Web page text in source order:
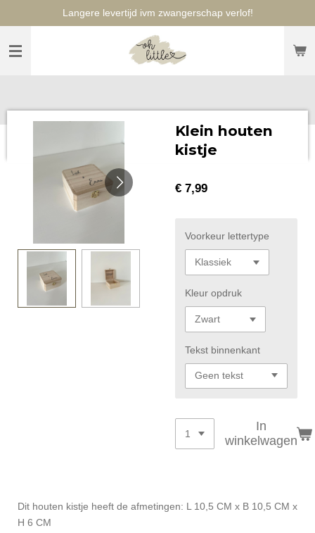
naar
hoofdinhoud
Langere levertijd ivm zwangerschap verlof!
Klein houten
kistje
€ 7,99
Voorkeur lettertype
Kleur opdruk
Tekst binnenkant
In
winkelwagen
Dit houten kistje heeft de afmetingen: L 10,5 CM x B 10,5 CM x
H 6 CM